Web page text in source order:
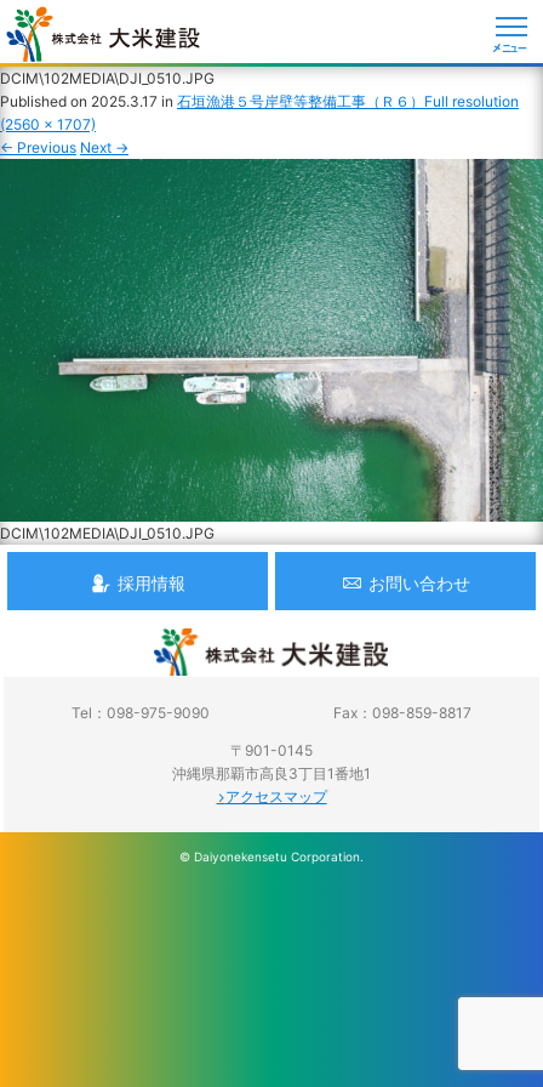
メニュー
DCIM\102MEDIA\DJI_0510.JPG
Published on 2025.3.17 in 石垣漁港５号岸壁等整備工事（Ｒ６） Full resolution
(2560 × 1707)
← Previous Next →
DCIM\102MEDIA\DJI_0510.JPG
採用情報 お問い合わせ
Tel：098-975-9090 Fax：098-859-8817
〒901-0145
沖縄県那覇市高良3丁目1番地1
アクセスマップ
© Daiyonekensetu Corporation.